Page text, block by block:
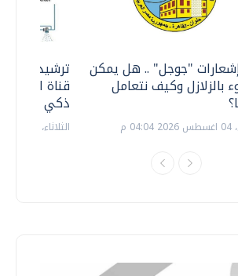
ترشيدا
قناة
ذكي
الثلاثاء، 14 يوليو 2026 06:11 م
"جوجل" .. هل يمكن
بالزلازل وكيف نتعامل
م